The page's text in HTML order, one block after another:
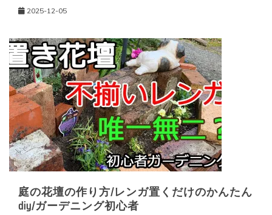
2025-12-05
庭の花壇の作り方/レンガ置くだけのかんたん
diy/ガーデニング初心者